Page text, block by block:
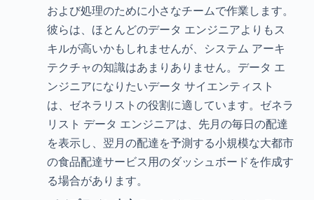
および処理のために小さなチームで作業します。
彼らは、ほとんどのデータ エンジニアよりもス
キルが高いかもしれませんが、システム アーキ
テクチャの知識はあまりありません。データ エ
ンジニアになりたいデータ サイエンティスト
は、ゼネラリストの役割に適しています。ゼネラ
リスト データ エンジニアは、先月の毎日の配達
を表示し、翌月の配達を予測する小規模な大都市
の食品配達サービス用のダッシュボードを作成す
る場合があります。